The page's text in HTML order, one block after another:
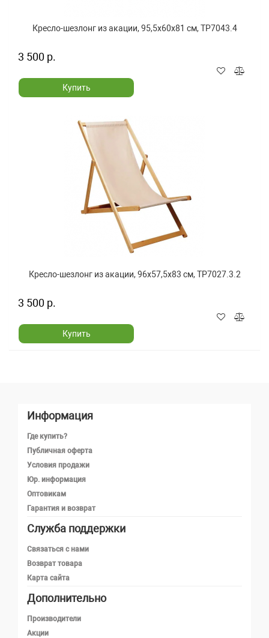
Кресло-шезлонг из акации, 95,5x60x81 см, TP7043.4
3 500 р.
Купить
Кресло-шезлонг из акации, 96x57,5x83 см, TP7027.3.2
3 500 р.
Купить
Информация
Где купить?
Публичная оферта
Условия продажи
Юр. информация
Оптовикам
Гарантия и возврат
Служба поддержки
Связаться с нами
Возврат товара
Карта сайта
Дополнительно
Производители
Акции